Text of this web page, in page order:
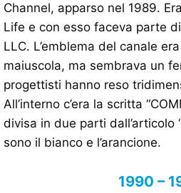
Channel, apparso nel 1989.
Life e con esso faceva parte
LLC. L’emblema del canale
maiuscola, ma sembrava un
progettisti hanno reso
All’interno c’era la scritta
divisa in due parti dall’articolo
sono il bianco e l’arancione.
1990 –